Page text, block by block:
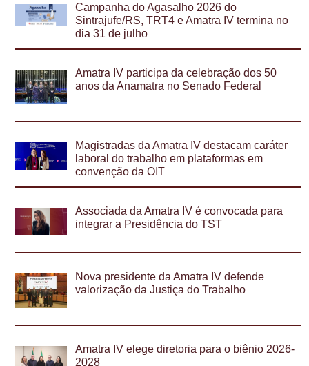
Campanha do Agasalho 2026 do
Sintrajufe/RS, TRT4 e Amatra IV termina no
dia 31 de julho
Amatra IV participa da celebração dos 50
anos da Anamatra no Senado Federal
Magistradas da Amatra IV destacam caráter
laboral do trabalho em plataformas em
convenção da OIT
Associada da Amatra IV é convocada para
integrar a Presidência do TST
Nova presidente da Amatra IV defende
valorização da Justiça do Trabalho
Amatra IV elege diretoria para o biênio 2026-
2028